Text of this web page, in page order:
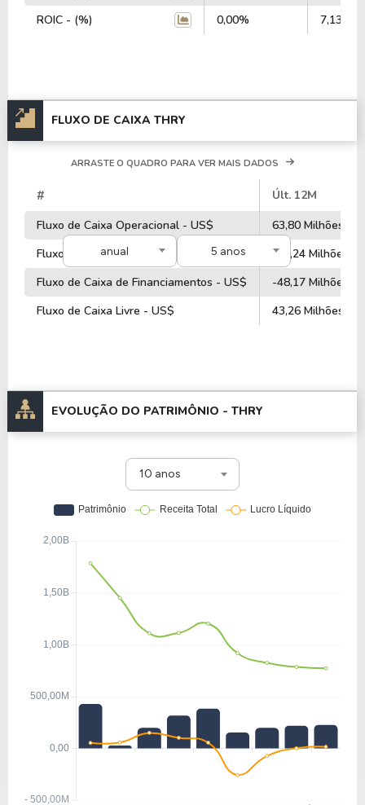
ROIC - (%)
0,00% 7,13%
FLUXO DE CAIXA THRY
anual 5 anos
ARRASTE O QUADRO PARA VER MAIS DADOS
#
Últ. 12M
Fluxo de Caixa Operacional - US$
63,80 Milhões
Fluxo de Caixa de Investimentos - US$
-32,24 Milhões
Fluxo de Caixa de Financiamentos - US$
-48,17 Milhões
Fluxo de Caixa Livre - US$
43,26 Milhões
EVOLUÇÃO DO PATRIMÔNIO - THRY
10 anos